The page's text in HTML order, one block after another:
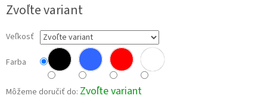
cena:
Zvoľte variant
Veľkosť
Farba
Môžeme doručiť do: Zvoľte variant